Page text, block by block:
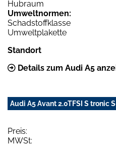
Hubraum
Umweltnormen:
Schadstoffklasse
Umweltplakette
Standort
Details zum Audi A5
Audi A5 Avant 2.0TFSI S
Preis:
MWSt: